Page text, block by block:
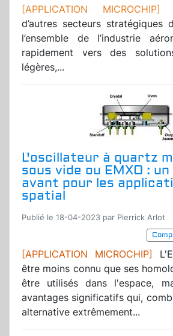
[APPLICATION MICROCHIP]
d’autres secteurs stratégiques
l’ensemble de l’industrie
rapidement vers des
légères,...
L'oscillateur à quartz
sous vide ou EMXO :
avant pour les
spatial
Publié le 18-04-2023 par Pierrick Arlot
[APPLICATION MICROCHIP]
être moins connu que ses
être utilisés dans l'espace,
avantages significatifs qui,
alternative extrêmement...